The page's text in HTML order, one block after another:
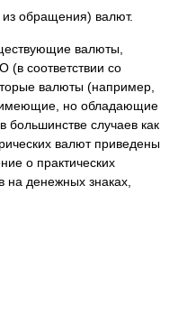
обращения) валют.
валюты,
(в соответствии со
валюты (например,
имеющие, но обладающие
случаев как
валют приведены
о практических
на денежных знаках,